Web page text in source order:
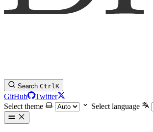
Search CtrlK
GitHub
Twitter
Select theme
Select language